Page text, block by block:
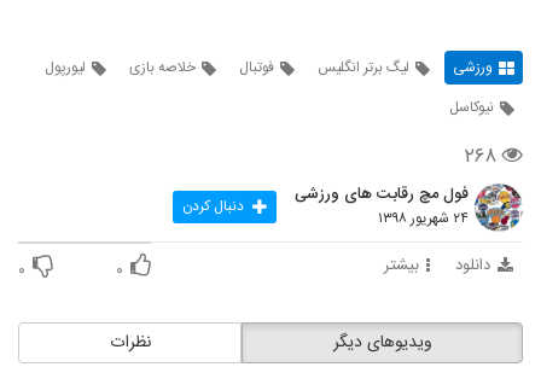
ورزشی لیگ برتر انگلیس فوتبال خلاصه بازی
لیورپول
نیوکاسل
۲۶۸
فول مچ رقابت های ورزشی
۲۴ شهریور ۱۳۹۸ دنبال کردن
دانلود بیشتر ۰ ۰
نظرات ویدیوهای دیگر